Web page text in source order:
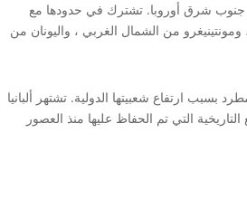
جنوب شرق أوروبا. تشترك في حدودها مع
من الشمال الغربي ، واليونان من
بسبب ارتفاع شعبيتها الدولية. تشتهر ألبانيا
التي تم الحفاظ عليها منذ العصور